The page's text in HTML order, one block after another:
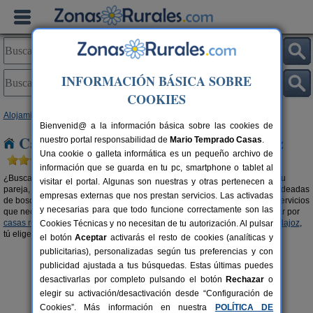
Alojamientos
Casas rurales en la montaña en Badajoz
¿Buscas unacasa rural en la montaña en Badajoz? Tanto si viajas con tu
pareja, con amigos o en familia, alquilar una casa rural en las alturas y rodeadas
de bosque es una experiencia única e inolvidable. Casas con todos los servicios
que necesitas y en mitad de un paraje de ensueño. También puedes optar por
casas rurales con piscina en Badajozocasas rurales en el campo en Badajoz,
tú eliges.
INFORMACIÓN BÁSICA SOBRE
COOKIES
Bienvenid@ a la información básica sobre las cookies de
nuestro portal responsabilidad de Mario Temprado Casas.
Una cookie o galleta informática es un pequeño archivo de
información que se guarda en tu pc, smartphone o tablet al
visitar el portal. Algunas son nuestras y otras pertenecen a
empresas externas que nos prestan servicios. Las activadas
y necesarias para que todo funcione correctamente son las
Cookies Técnicas y no necesitan de tu autorización. Al pulsar
el botónAceptar activarás el resto de cookies (analíticas y
publicitarias), personalizadas según tus preferencias y con
publicidad ajustada a tus búsquedas. Estas últimas puedes
desactivarlas por completo pulsando el botón Rechazar o
elegir su activación/desactivación desde “Configuración de
Cookies”. Más información en nuestra
POLÍTICA DE